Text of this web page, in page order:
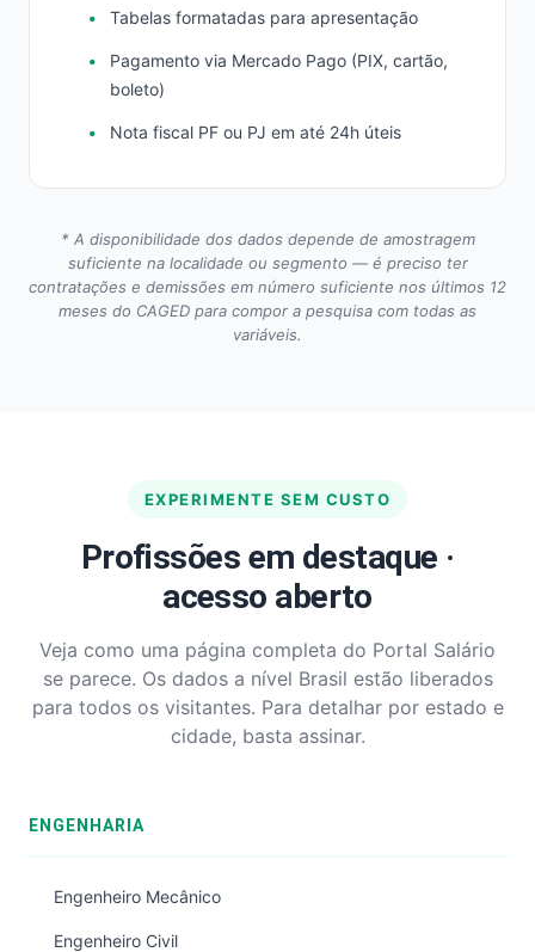
Tabelas formatadas para apresentação
Pagamento via Mercado Pago (PIX, cartão,
boleto)
Nota fiscal PF ou PJ em até 24h úteis
* A disponibilidade dos dados depende de amostragem
suficiente na localidade ou segmento — é preciso ter
contratações e demissões em número suficiente nos últimos 12
meses do CAGED para compor a pesquisa com todas as
variáveis.
EXPERIMENTE SEM CUSTO
Profissões em destaque ·
acesso aberto
Veja como uma página completa do Portal Salário
se parece. Os dados a nível Brasil estão liberados
para todos os visitantes. Para detalhar por estado e
cidade, basta assinar.
ENGENHARIA
Engenheiro Mecânico
Engenheiro Civil